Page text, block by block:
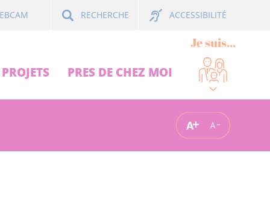
RECHERCHE ACCESSIBILITÉ
PRES DE CHEZ MOI
Je suis...
A A